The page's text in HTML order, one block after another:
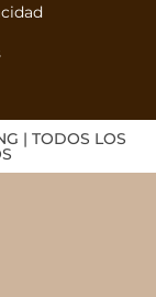
| TODOS LOS